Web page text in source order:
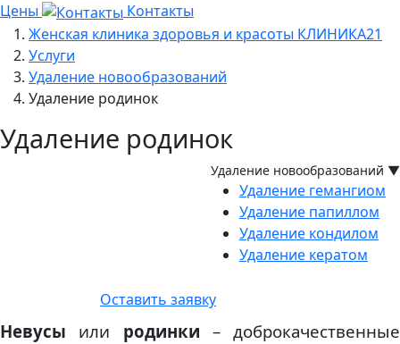
Цены
Контакты
Женская клиника здоровья и красоты КЛИНИКА21
Услуги
Удаление новообразований
Удаление родинок
Удаление родинок
Удаление новообразований ▼
Удаление гемангиом
Удаление папиллом
Удаление кондилом
Удаление кератом
Оставить заявку
Невусы или родинки – доброкачественные